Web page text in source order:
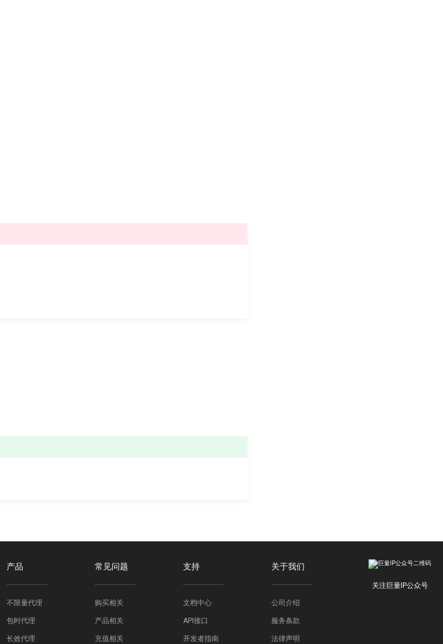
关注巨量IP公众号
产品
不限量代理
包时代理
长效代理
常见问题
购买相关
产品相关
充值相关
支持
文档中心
API接口
开发者指南
关于我们
公司介绍
服务条款
法律声明